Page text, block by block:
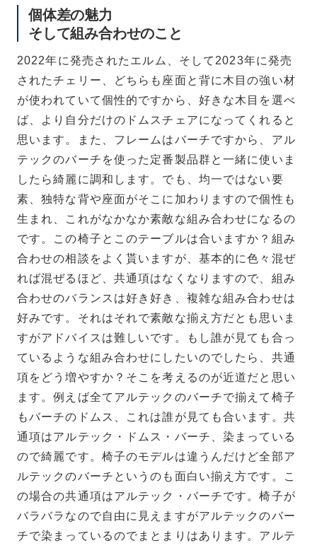
個体差の魅力
そして組み合わせのこと
2022年に発売されたエルム、そして2023年に発売
されたチェリー、どちらも座面と背に木目の強い材
が使われていて個性的ですから、好きな木目を選べ
ば、より自分だけのドムスチェアになってくれると
思います。また、フレームはバーチですから、アル
テックのバーチを使った定番製品群と一緒に使いま
したら綺麗に調和します。でも、均一ではない要
素、独特な背や座面がそこに加わりますので個性も
生まれ、これがなかなか素敵な組み合わせになるの
です。この椅子とこのテーブルは合いますか？組み
合わせの相談をよく貰いますが、基本的に色々混ぜ
れば混ぜるほど、共通項はなくなりますので、組み
合わせのバランスは好き好き、複雑な組み合わせは
好みです。それはそれで素敵な揃え方だとも思いま
すがアドバイスは難しいです。もし誰が見ても合っ
ているような組み合わせにしたいのでしたら、共通
項をどう増やすか？そこを考えるのが近道だと思い
ます。例えば全てアルテックのバーチで揃えて椅子
もバーチのドムス、これは誰が見ても合います。共
通項はアルテック・ドムス・バーチ、染まっている
ので綺麗です。椅子のモデルは違うんだけど全部ア
ルテックのバーチというのも面白い揃え方です。こ
の場合の共通項はアルテック・バーチです。椅子が
バラバラなので自由に見えますがアルテックのバー
チで染まっているのでまとまりはあります。アルテ